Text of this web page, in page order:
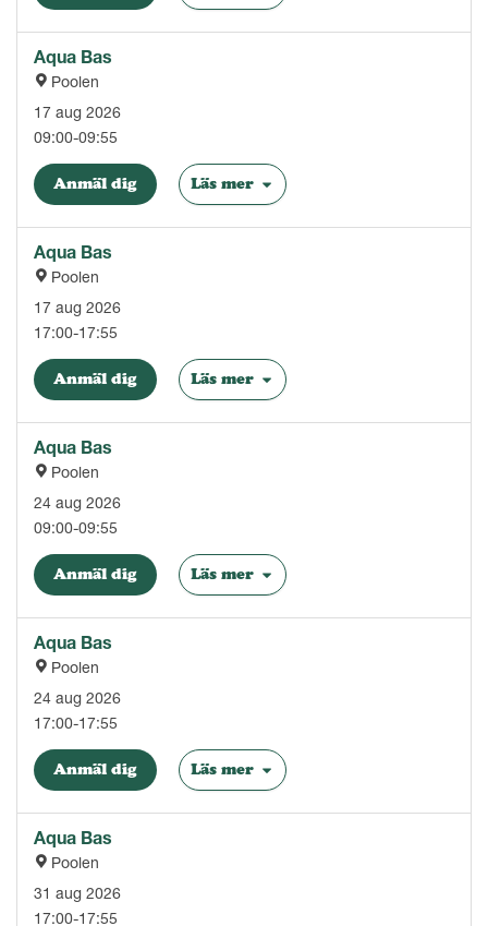
Aqua Bas
Poolen
17 aug 2026
09:00-09:55
Anmäl dig Läs mer
Aqua Bas
Poolen
17 aug 2026
17:00-17:55
Anmäl dig Läs mer
Aqua Bas
Poolen
24 aug 2026
09:00-09:55
Anmäl dig Läs mer
Aqua Bas
Poolen
24 aug 2026
17:00-17:55
Anmäl dig Läs mer
Aqua Bas
Poolen
31 aug 2026
17:00-17:55